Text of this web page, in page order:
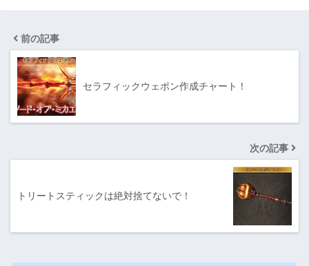
前の記事
セラフィックウェポン作成チャート！
次の記事
トリートスティックは絶対捨てないで！